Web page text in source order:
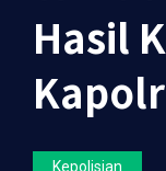
Hasil
Kepolisian